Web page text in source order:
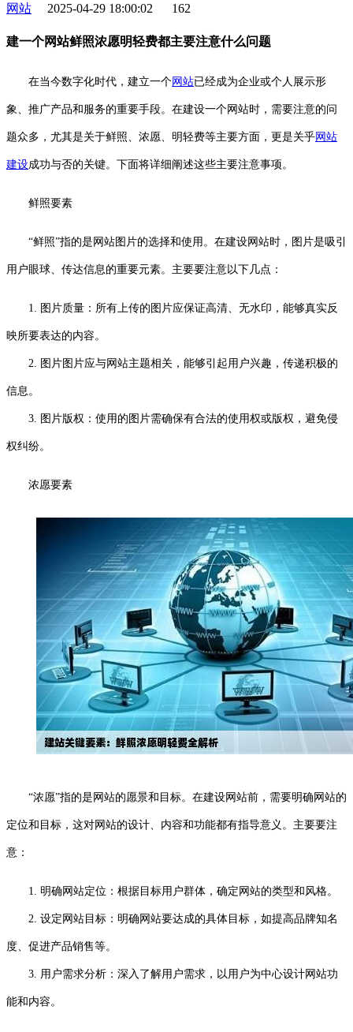
网站 2025-04-29 18:00:02 162
建一个网站鲜照浓愿明轻费都主要注意什么问题
在当今数字化时代，建立一个网站已经成为企业或个人展示形
象、推广产品和服务的重要手段。在建设一个网站时，需要注意的问
题众多，尤其是关于鲜照、浓愿、明轻费等主要方面，更是关乎网站
建设成功与否的关键。下面将详细阐述这些主要注意事项。
鲜照要素
“鲜照”指的是网站图片的选择和使用。在建设网站时，图片是吸引
用户眼球、传达信息的重要元素。主要要注意以下几点：
1. 图片质量：所有上传的图片应保证高清、无水印，能够真实反
映所要表达的内容。
2. 图片图片应与网站主题相关，能够引起用户兴趣，传递积极的
信息。
3. 图片版权：使用的图片需确保有合法的使用权或版权，避免侵
权纠纷。
浓愿要素
“浓愿”指的是网站的愿景和目标。在建设网站前，需要明确网站的
定位和目标，这对网站的设计、内容和功能都有指导意义。主要要注
意：
1. 明确网站定位：根据目标用户群体，确定网站的类型和风格。
2. 设定网站目标：明确网站要达成的具体目标，如提高品牌知名
度、促进产品销售等。
3. 用户需求分析：深入了解用户需求，以用户为中心设计网站功
能和内容。